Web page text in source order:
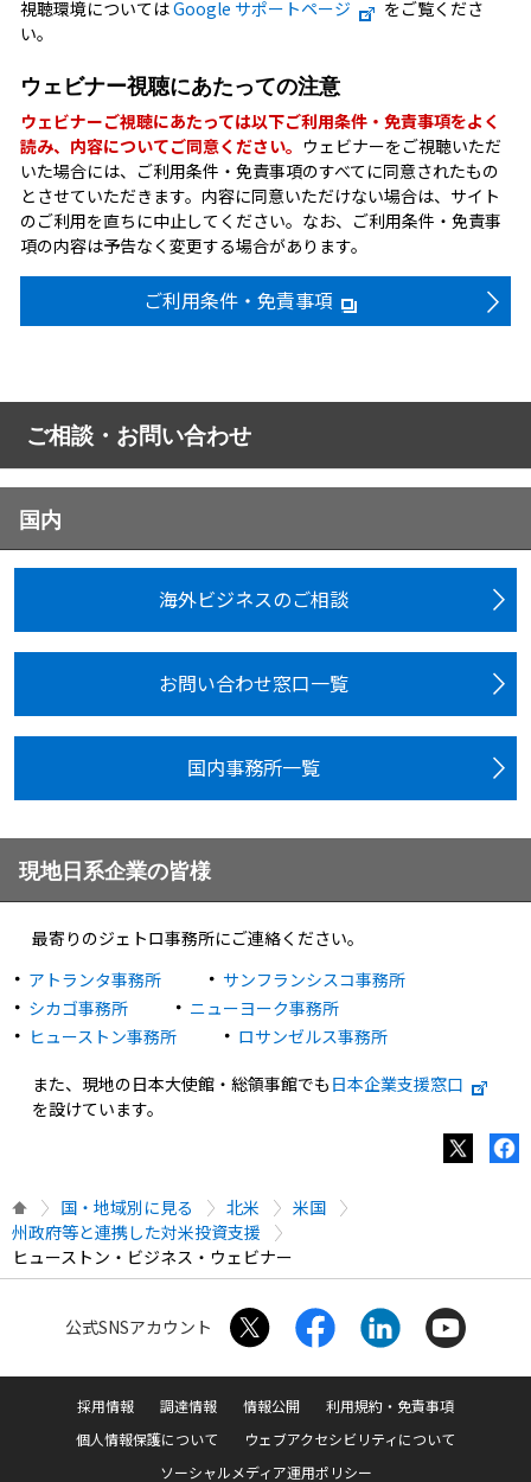
視聴環境についてはGoogle サポートページ
をご覧くださ
い。
ウェビナー視聴にあたっての注意
ウェビナーご視聴にあたっては以下ご利用条件・免責事項をよく
読み、内容についてご同意ください。 ウェビナーをご視聴いただ
いた場合には、ご利用条件・免責事項のすべてに同意されたもの
とさせていただきます。内容に同意いただけない場合は、サイト
のご利用を直ちに中止してください。なお、ご利用条件・免責事
項の内容は予告なく変更する場合があります。
ご利用条件・免責事項
ご相談・お問い合わせ
国内
海外ビジネスのご相談
お問い合わせ窓口一覧
国内事務所一覧
現地日系企業の皆様
最寄りのジェトロ事務所にご連絡ください。
アトランタ事務所
サンフランシスコ事務所
シカゴ事務所
ニューヨーク事務所
ヒューストン事務所
ロサンゼルス事務所
また、現地の日本大使館・総領事館でも 日本企業支援窓口
を設けています。
国・地域別に見る 北米
米国
州政府等と連携した対米投資支援
ヒューストン・ビジネス・ウェビナー
公式SNSアカウント
採用情報 調達情報 情報公開
利用規約・免責事項
個人情報保護について
ウェブアクセシビリティについて
ソーシャルメディア運用ポリシー